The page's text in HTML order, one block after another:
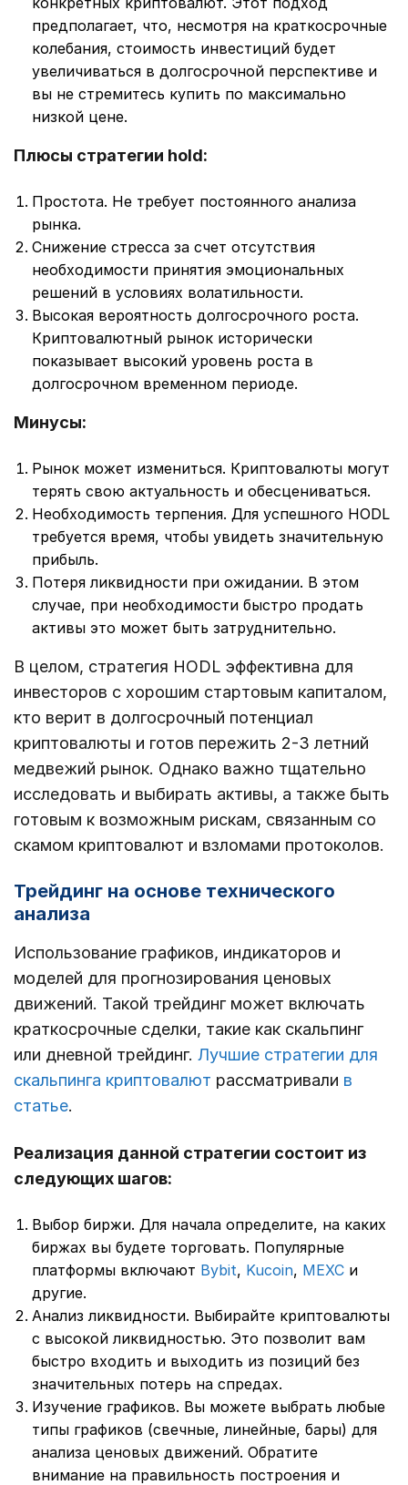
предполагает, что, несмотря на краткосрочные
колебания, стоимость инвестиций будет
увеличиваться в долгосрочной перспективе и
вы не стремитесь купить по максимально
низкой цене.
Плюсы стратегии hold:
Простота. Не требует постоянного анализа
рынка.
Снижение стресса за счет отсутствия
необходимости принятия эмоциональных
решений в условиях волатильности.
Высокая вероятность долгосрочного роста.
Криптовалютный рынок исторически
показывает высокий уровень роста в
долгосрочном временном периоде.
Минусы:
Рынок может измениться. Криптовалюты могут
терять свою актуальность и обесцениваться.
Необходимость терпения. Для успешного HODL
требуется время, чтобы увидеть значительную
прибыль.
Потеря ликвидности при ожидании. В этом
случае, при необходимости быстро продать
активы это может быть затруднительно.
В целом, стратегия HODL эффективна для
инвесторов с хорошим стартовым капиталом,
кто верит в долгосрочный потенциал
криптовалюты и готов пережить 2-3 летний
медвежий рынок. Однако важно тщательно
исследовать и выбирать активы, а также быть
готовым к возможным рискам, связанным со
скамом криптовалют и взломами протоколов.
Трейдинг на основе технического
анализа
Использование графиков, индикаторов и
моделей для прогнозирования ценовых
движений. Такой трейдинг может включать
краткосрочные сделки, такие как скальпинг
или дневной трейдинг. Лучшие стратегии для
скальпинга криптовалют рассматривали в
статье.
Реализация данной стратегии состоит из
следующих шагов:
Выбор биржи. Для начала определите, на каких
биржах вы будете торговать. Популярные
платформы включают Bybit, Kucoin, MEXC и
другие.
Анализ ликвидности. Выбирайте криптовалюты
с высокой ликвидностью. Это позволит вам
быстро входить и выходить из позиций без
значительных потерь на спредах.
Изучение графиков. Вы можете выбрать любые
типы графиков (свечные, линейные, бары) для
анализа ценовых движений. Обратите
внимание на правильность построения и